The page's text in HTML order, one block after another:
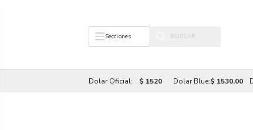
Secciones
Dolar Oficial: $ 1520 Dolar Blue:$ 1530,00